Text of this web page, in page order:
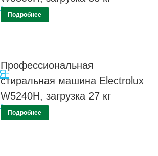
Подробнее
Профессиональная
стиральная машина Electrolux
W5240H, загрузка 27 кг
Подробнее